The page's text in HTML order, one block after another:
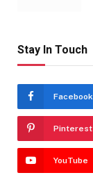
Stay In Touch
Facebook
Pinterest
YouTube